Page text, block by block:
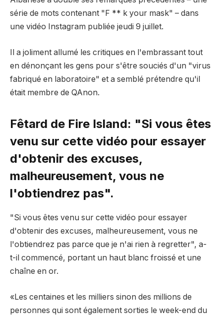
série de mots contenant "F ** k your mask" – dans
une vidéo Instagram publiée jeudi 9 juillet.
Il a joliment allumé les critiques en l'embrassant tout
en dénonçant les gens pour s'être souciés d'un "virus
fabriqué en laboratoire" et a semblé prétendre qu'il
était membre de QAnon.
Fêtard de Fire Island: "Si vous êtes
venu sur cette vidéo pour essayer
d'obtenir des excuses,
malheureusement, vous ne
l'obtiendrez pas".
"Si vous êtes venu sur cette vidéo pour essayer
d'obtenir des excuses, malheureusement, vous ne
l'obtiendrez pas parce que je n'ai rien à regretter", a-
t-il commencé, portant un haut blanc froissé et une
chaîne en or.
«Les centaines et les milliers sinon des millions de
personnes qui sont également sorties le week-end du